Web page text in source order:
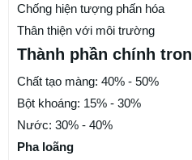
Chống hiện tượng phấn hóa
Thân thiện với môi trường
Thành phần chính
Chất tạo màng: 40% - 50%
Bột khoáng: 15% - 30%
Nước: 30% - 40%
Pha loãng